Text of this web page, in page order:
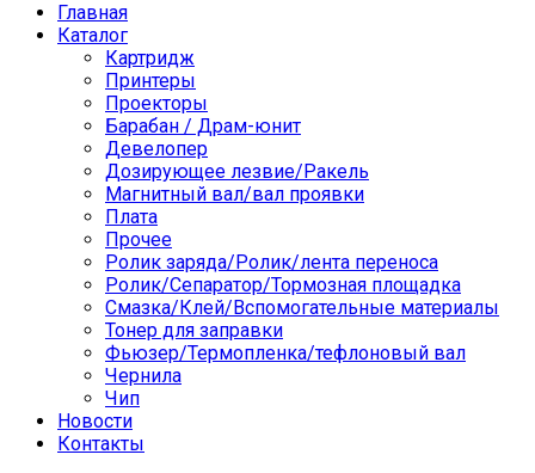
Главная
Каталог
Картридж
Принтеры
Проекторы
Барабан / Драм-юнит
Девелопер
Дозирующее лезвие/Ракель
Магнитный вал/вал проявки
Плата
Прочее
Ролик заряда/Ролик/лента переноса
Ролик/Сепаратор/Тормозная площадка
Смазка/Клей/Вспомогательные материалы
Тонер для заправки
Фьюзер/Термопленка/тефлоновый вал
Чернила
Чип
Новости
Контакты